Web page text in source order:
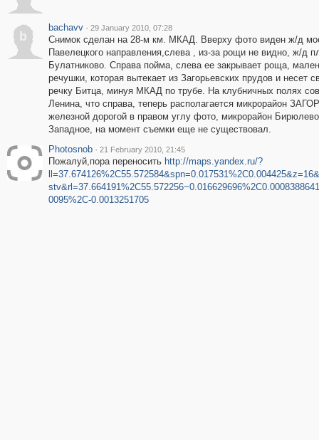
b
bachavv · 29 January 2010, 07:28
Снимок сделан на 28-м км. МКАД. Вверху фото виден ж/д
Павелецкого направления,слева , из-за рощи не видно, ж/д
Булатниково. Справа пойма, слева ее закрывает роща,
речушки, которая вытекает из Загорьевских прудов и несет
речку Битца, минуя МКАД по трубе. На клубничных полях
Ленина, что справа, теперь располагается микрорайон
железной дорогой в правом углу фото, микрорайон Бирюлево
Западное, на момент съемки еще не существовал.
Photosnob · 21 February 2010, 21:45
Пожалуй,пора переносить http://maps.yandex.ru/?
0095%2C-0.0013251705